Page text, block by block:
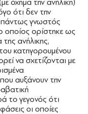
όχημα την ανήλικη)
ότι δεν την
πάντως γνωστός
οποίος ορίστηκε ως
ανήλικης,
κατηγορουμένου
να σχετίζονται με
αυξάνουν την
το γεγονός ότι
οι οποίες